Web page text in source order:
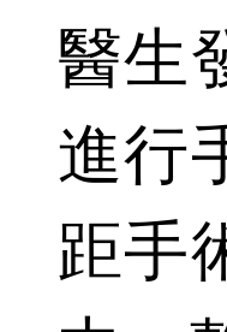
醫生
進行
距手